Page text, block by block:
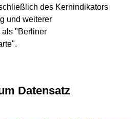
des Kernindikators
und weiterer
als "Berliner
Datensatz